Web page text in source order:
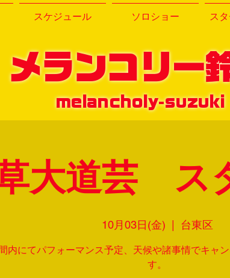
メランコリー
melancholy-suzuki
スケジュール ソロショー ス
大道芸 ス
10月03日(金) 台東区
内にてパフォーマンス予定、天候や諸事情でキャ
す。